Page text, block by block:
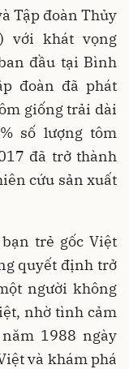
Tập đoàn Thủy
với khát vọng
đầu tại Bình
đoàn đã phát
giống trải dài
số lượng tôm
đã trở thành
cứu sản xuất
trẻ gốc Việt
quyết định trở
người không
nhờ tình cảm
1988 ngày
và khám phá